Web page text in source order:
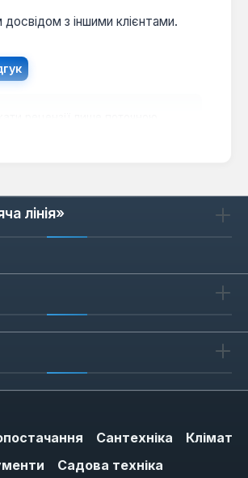
досвідом з іншими клієнтами.
не знайдено. Поділіться
лінія»
Сантехніка
Клімат
Садова техніка